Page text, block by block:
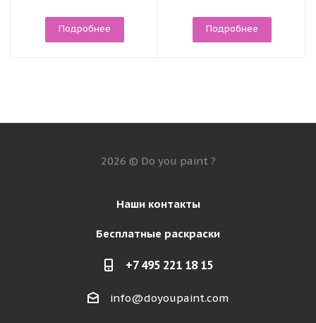
Подробнее Подробнее
2026 © Do you paint ?
Наши контакты
Бесплатные раскраски
+7 495 221 18 15
info@doyoupaint.com